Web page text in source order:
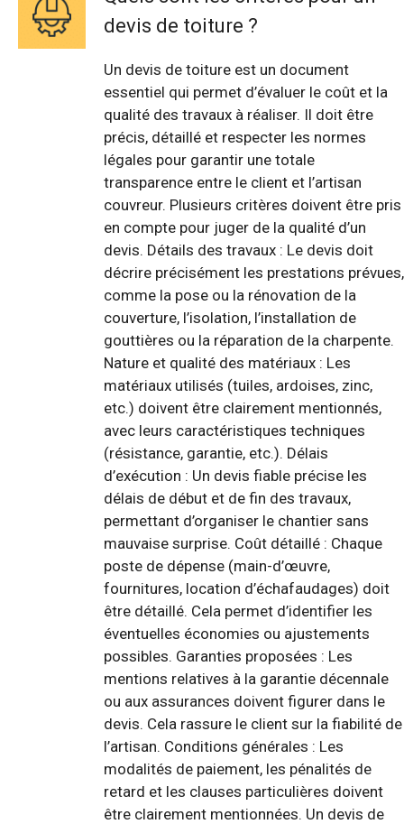
devis de toiture ?
Un devis de toiture est un document
essentiel qui permet d’évaluer le coût et la
qualité des travaux à réaliser. Il doit être
précis, détaillé et respecter les normes
légales pour garantir une totale
transparence entre le client et l’artisan
couvreur. Plusieurs critères doivent être pris
en compte pour juger de la qualité d’un
devis. Détails des travaux : Le devis doit
décrire précisément les prestations prévues,
comme la pose ou la rénovation de la
couverture, l’isolation, l’installation de
gouttières ou la réparation de la charpente.
Nature et qualité des matériaux : Les
matériaux utilisés (tuiles, ardoises, zinc,
etc.) doivent être clairement mentionnés,
avec leurs caractéristiques techniques
(résistance, garantie, etc.). Délais
d’exécution : Un devis fiable précise les
délais de début et de fin des travaux,
permettant d’organiser le chantier sans
mauvaise surprise. Coût détaillé : Chaque
poste de dépense (main-d’œuvre,
fournitures, location d’échafaudages) doit
être détaillé. Cela permet d’identifier les
éventuelles économies ou ajustements
possibles. Garanties proposées : Les
mentions relatives à la garantie décennale
ou aux assurances doivent figurer dans le
devis. Cela rassure le client sur la fiabilité de
l’artisan. Conditions générales : Les
modalités de paiement, les pénalités de
retard et les clauses particulières doivent
être clairement mentionnées. Un devis de